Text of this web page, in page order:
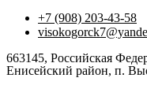
+7 (908) 203-43-58
663145, Российская
Енисейский район, п.